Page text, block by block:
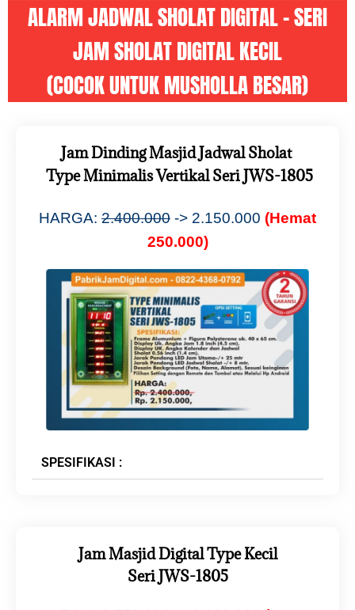
ALARM JADWAL SHOLAT DIGITAL – SERI
JAM SHOLAT DIGITAL KECIL
(COCOK UNTUK MUSHOLLA BESAR)
Jam Dinding Masjid Jadwal Sholat
Type Minimalis Vertikal Seri JWS-1805
HARGA: 2.400.000 -> 2.150.000 (Hemat
250.000)
SPESIFIKASI :
Jam Masjid Digital Type Kecil
Seri JWS-1805